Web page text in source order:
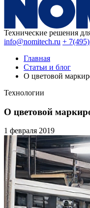
Технические решения
info@nomitech.ru +
Главная
Статьи и блог
О цветовой
Технологии
О цветовой
1 февраля 2019